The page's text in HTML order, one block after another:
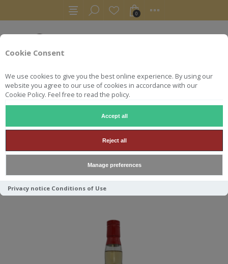
Cookie Consent
We use cookies to give you the best online experience. By using our
website you agree to our use of cookies in accordance with our
Cookie Policy. Feel free to read the policy.
Accept all
Reject all
Manage preferences
Privacy notice Conditions of Use
0
INCHGOWER